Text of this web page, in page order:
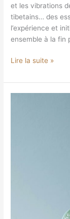
et les vibrations
tibetains… des
l’expérience et
ensemble à la fin
Lire la suite »